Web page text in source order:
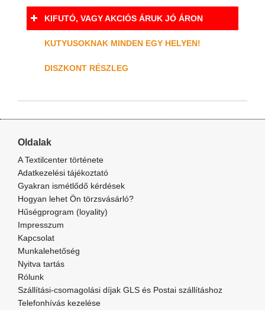
KIFUTÓ, VAGY AKCIÓS ÁRUK JÓ ÁRON
KUTYUSOKNAK MINDEN EGY HELYEN!
DISZKONT RÉSZLEG
Oldalak
A Textilcenter története
Adatkezelési tájékoztató
Gyakran ismétlődő kérdések
Hogyan lehet Ön törzsvásárló?
Hűségprogram (loyality)
Impresszum
Kapcsolat
Munkalehetőség
Nyitva tartás
Rólunk
Szállítási-csomagolási díjak GLS és Postai szállításhoz
Telefonhívás kezelése